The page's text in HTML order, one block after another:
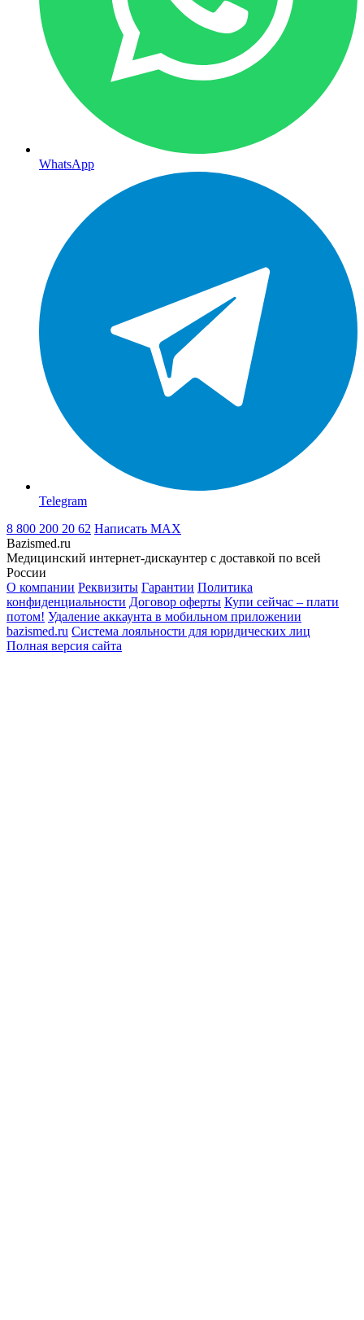
WhatsApp
Telegram
8 800 200 20 62 Написать MAX
Bazismed.ru
Медицинский интернет-дискаунтер с доставкой по всей
России
О компании Реквизиты Гарантии Политика
конфиденциальности Договор оферты Купи сейчас – плати
потом! Удаление аккаунта в мобильном приложении
bazismed.ru Система лояльности для юридических лиц
Полная версия сайта